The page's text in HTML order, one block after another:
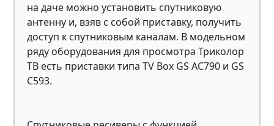
на даче можно установить спутниковую
антенну и, взяв с собой приставку, получить
доступ к спутниковым каналам. В модельном
ряду оборудования для просмотра Триколор
ТВ есть приставки типа TV Box GS AC790 и GS
C593.